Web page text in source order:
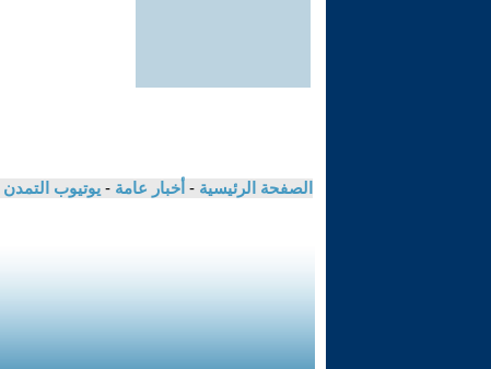
الصفحة الرئيسية - أخبار عامة - يوتيوب التمدن